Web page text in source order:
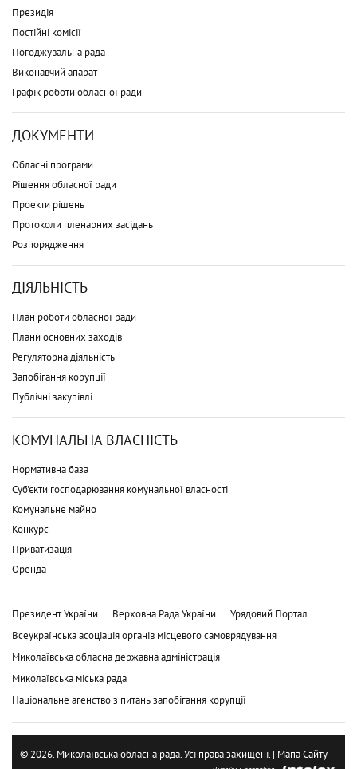
Президія
Постійні комісії
Погоджувальна рада
Виконавчий апарат
Графік роботи обласної ради
ДОКУМЕНТИ
Обласні програми
Рішення обласної ради
Проекти рішень
Протоколи пленарних засідань
Розпорядження
ДІЯЛЬНІСТЬ
План роботи обласної ради
Плани основних заходів
Регуляторна діяльність
Запобігання корупції
Публічні закупівлі
КОМУНАЛЬНА ВЛАСНІСТЬ
Нормативна база
Суб'єкти господарювання комунальної власності
Комунальне майно
Конкурс
Приватизація
Оренда
Президент України Верховна Рада України
Урядовий Портал
Всеукраїнська асоціація органів місцевого самоврядування
Миколаївська обласна державна адміністрація
Миколаївська міська рада
Національне агенство з питань запобігання корупції
© 2026. Миколаївська обласна рада. Усі права захищені. | Мапа Сайту